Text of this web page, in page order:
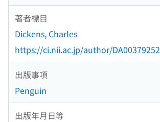
著者標目
Dickens, Charles
https://ci.nii.ac.jp/author/DA00379252
出版事項
Penguin
出版年月日等